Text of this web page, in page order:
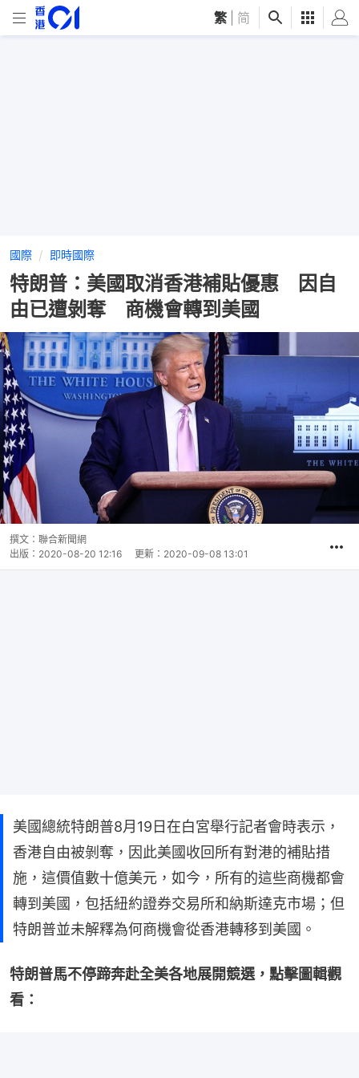
繁 简
國際 即時國際
特朗普：美國取消香港補貼優惠 因自
由已遭剝奪 商機會轉到美國
撰文： 聯合新聞網
出版： 2020-08-20 12:16 更新： 2020-09-08 13:01
美國總統特朗普8月19日在白宮舉行記者會時表示，
香港自由被剝奪，因此美國收回所有對港的補貼措
施，這價值數十億美元，如今，所有的這些商機都會
轉到美國，包括紐約證券交易所和納斯達克市場；但
特朗普並未解釋為何商機會從香港轉移到美國。
特朗普馬不停蹄奔赴全美各地展開競選，點擊圖輯觀
看：